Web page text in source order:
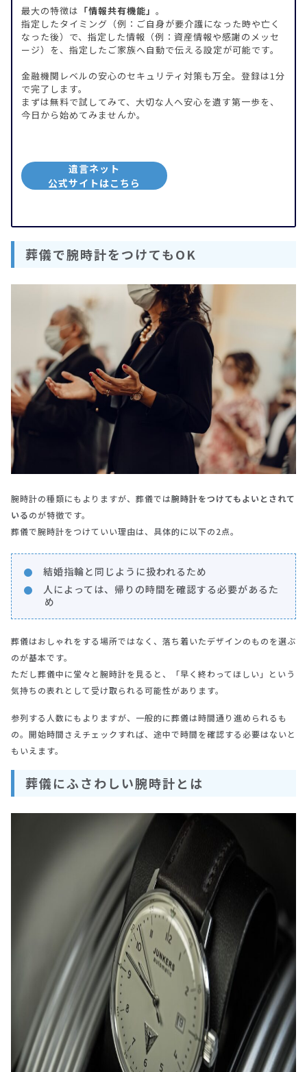
最大の特徴は 「情報共有機能」 。
指定したタイミング（例：ご自身が要介護になった時や亡く
なった後）で、指定した情報（例：資産情報や感謝のメッセ
ージ）を、指定したご家族へ自動で伝える設定が可能です。
金融機関レベルの安心のセキュリティ対策も万全。登録は1分
で完了します。
まずは無料で試してみて、大切な人へ安心を遺す第一歩を、
今日から始めてみませんか。
遺言ネット
公式サイトはこちら
葬儀で腕時計をつけてもOK
腕時計の種類にもよりますが、葬儀では腕時計をつけてもよいとされて
いるのが特徴です。
葬儀で腕時計をつけていい理由は、具体的に以下の2点。
結婚指輪と同じように扱われるため
人によっては、帰りの時間を確認する必要があるた
め
葬儀はおしゃれをする場所ではなく、落ち着いたデザインのものを選ぶ
のが基本です。
ただし葬儀中に堂々と腕時計を見ると、「早く終わってほしい」という
気持ちの表れとして受け取られる可能性があります。
参列する人数にもよりますが、一般的に葬儀は時間通り進められるも
の。開始時間さえチェックすれば、途中で時間を確認する必要はないと
もいえます。
葬儀にふさわしい腕時計とは